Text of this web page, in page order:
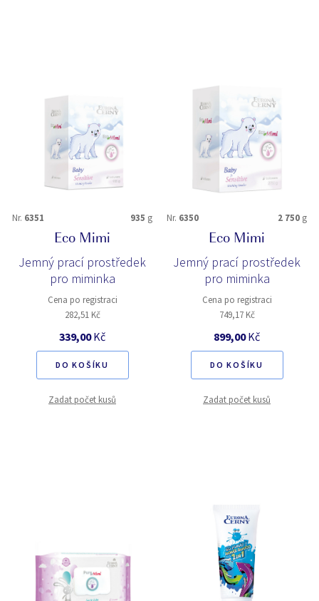
Nr. 6351 935 g
Eco Mimi
Jemný prací prostředek
pro miminka
Cena po registraci
282,51 Kč
339,00Kč
DO KOŠÍKU
Zadat počet kusů
Nr. 6350 2 750 g
Eco Mimi
Jemný prací prostředek
pro miminka
Cena po registraci
749,17 Kč
899,00Kč
DO KOŠÍKU
Zadat počet kusů